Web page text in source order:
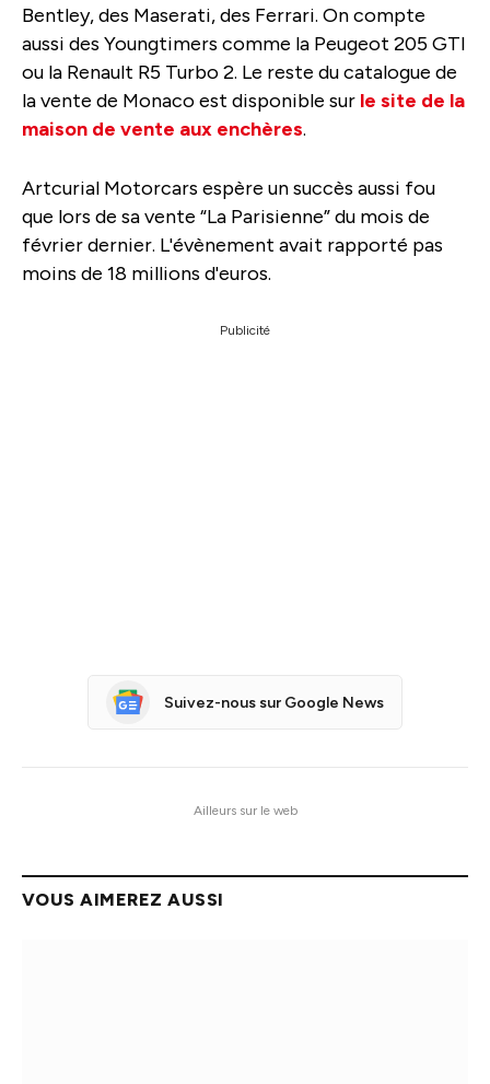
Bentley, des Maserati, des Ferrari. On compte
aussi des Youngtimers comme la Peugeot 205 GTI
ou la Renault R5 Turbo 2. Le reste du catalogue de
la vente de Monaco est disponible sur le site de la
maison de vente aux enchères.
Artcurial Motorcars espère un succès aussi fou
que lors de sa vente “La Parisienne” du mois de
février dernier. L'évènement avait rapporté pas
moins de 18 millions d'euros.
Publicité
Suivez-nous sur Google News
Ailleurs sur le web
VOUS AIMEREZ AUSSI